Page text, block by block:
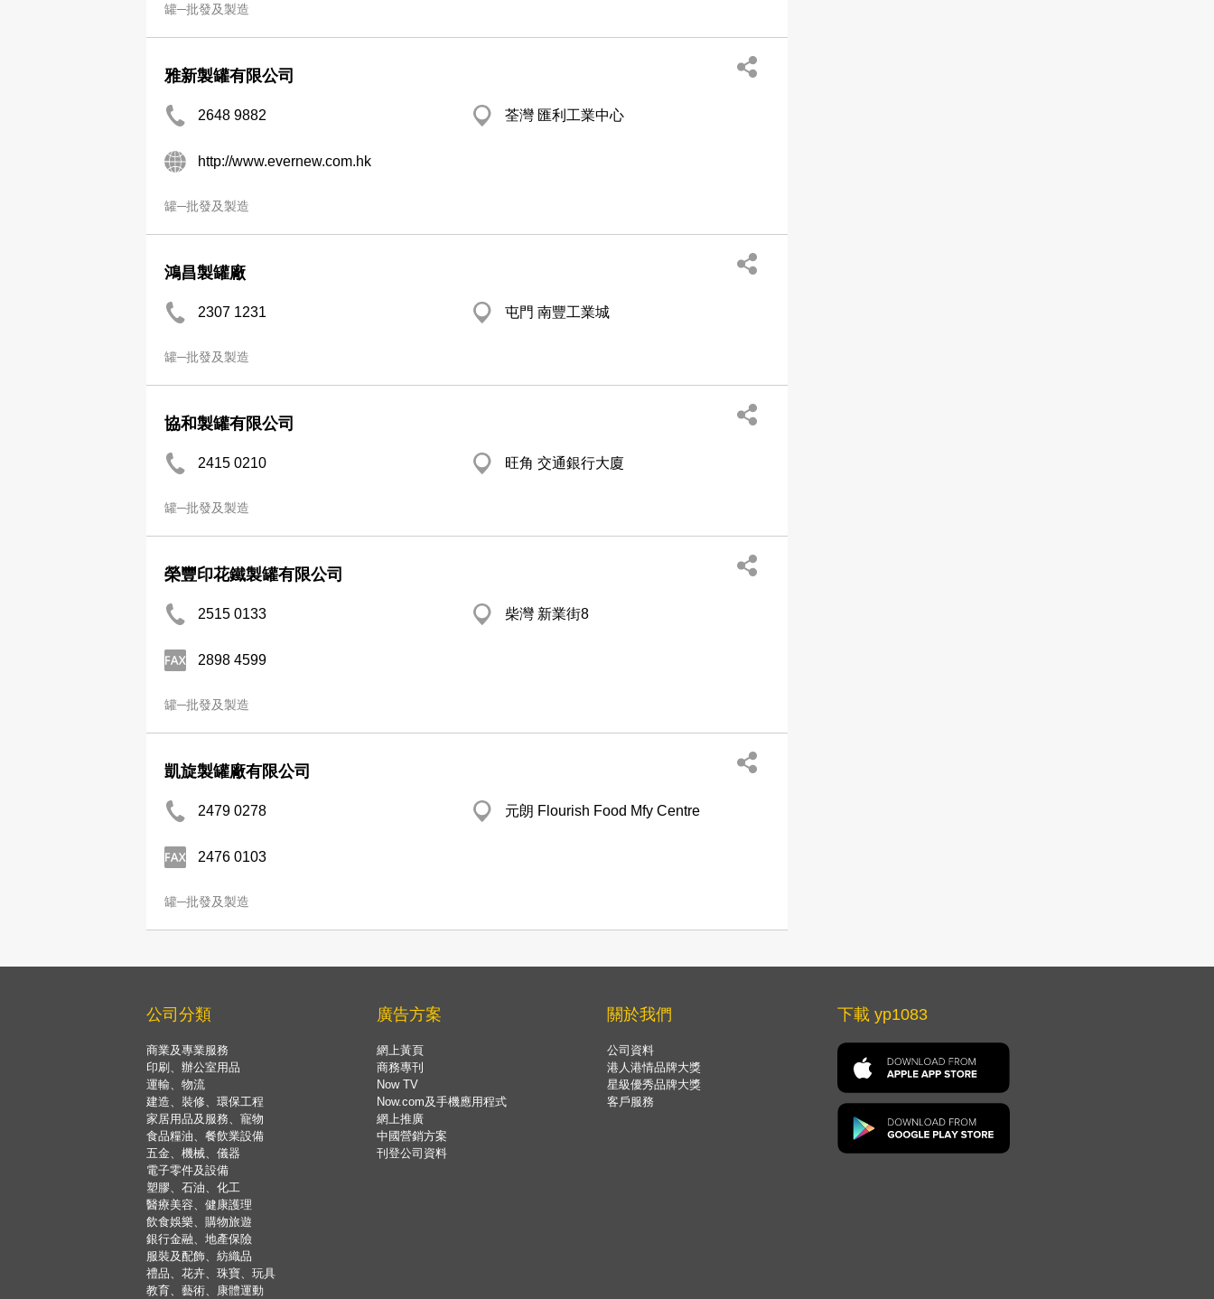
罐─批發及製造
雅新製罐有限公司
2648 9882 荃灣 匯利工業中心
http://www.evernew.com.hk
罐─批發及製造
鴻昌製罐廠
2307 1231 屯門 南豐工業城
罐─批發及製造
協和製罐有限公司
2415 0210 旺角 交通銀行大廈
罐─批發及製造
榮豐印花鐵製罐有限公司
2515 0133 柴灣 新業街8
2898 4599
罐─批發及製造
凱旋製罐廠有限公司
2479 0278 元朗 Flourish Food Mfy Centre
2476 0103
罐─批發及製造
公司分類
商業及專業服務
印刷、辦公室用品
運輸、物流
建造、裝修、環保工程
家居用品及服務、寵物
食品糧油、餐飲業設備
五金、機械、儀器
電子零件及設備
塑膠、石油、化工
醫療美容、健康護理
飲食娛樂、購物旅遊
銀行金融、地產保險
服裝及配飾、紡織品
禮品、花卉、珠寶、玩具
教育、藝術、康體運動
廣告方案
網上黃頁
商務專刊
Now TV
Now.com及手機應用程式
網上推廣
中國營銷方案
刊登公司資料
關於我們
公司資料
港人港情品牌大獎
星級優秀品牌大獎
客戶服務
下載 yp1083